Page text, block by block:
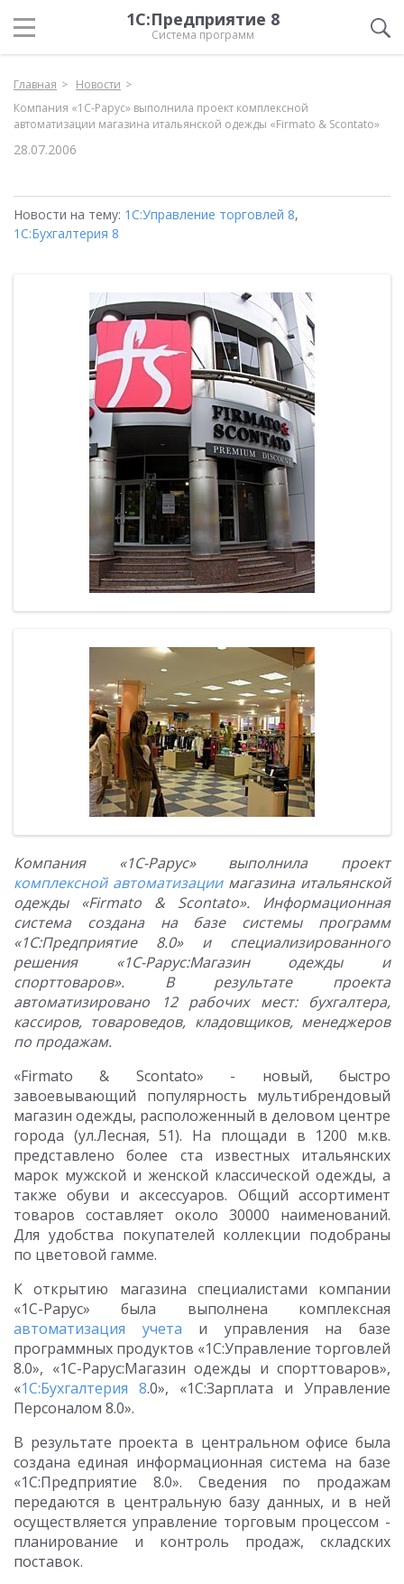
1С:Предприятие 8
Система программ
Главная
Новости
Компания «1С-Рарус» выполнила проект комплексной
автоматизации магазина итальянской одежды «Firmato & Scontato»
28.07.2006
Новости на тему: 1С:Управление торговлей 8,
1С:Бухгалтерия 8
Компания «1С-Рарус» выполнила проект
комплексной автоматизациимагазина итальянской
одежды «Firmato & Scontato». Информационная
система создана на базе системы программ
«1С:Предприятие 8.0» и специализированного
решения «1С-Рарус:Магазин одежды и
спорттоваров». В результате проекта
автоматизировано 12 рабочих мест: бухгалтера,
кассиров, товароведов, кладовщиков, менеджеров
по продажам.
«Firmato & Scontato» - новый, быстро
завоевывающий популярность мультибрендовый
магазин одежды, расположенный в деловом центре
города (ул.Лесная, 51). На площади в 1200 м.кв.
представлено более ста известных итальянских
марок мужской и женской классической одежды, а
также обуви и аксессуаров. Общий ассортимент
товаров составляет около 30000 наименований.
Для удобства покупателей коллекции подобраны
по цветовой гамме.
К открытию магазина специалистами компании
«1С-Рарус» была выполнена комплексная
автоматизация учета и управления на базе
программных продуктов «1С:Управление торговлей
8.0», «1С-Рарус:Магазин одежды и спорттоваров»,
«1С:Бухгалтерия 8.0», «1С:Зарплата и Управление
Персоналом 8.0».
В результате проекта в центральном офисе была
создана единая информационная система на базе
«1С:Предприятие 8.0». Сведения по продажам
передаются в центральную базу данных, и в ней
осуществляется управление торговым процессом -
планирование и контроль продаж, складских
поставок.